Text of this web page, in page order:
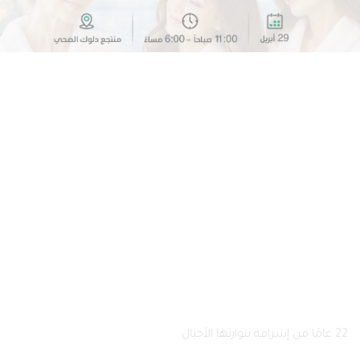
22 عامًا من إشراقة تتوارثها الأجيال